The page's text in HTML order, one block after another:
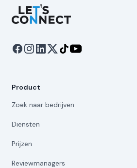
Let's Connect
Product
Zoek naar bedrijven
Diensten
Prijzen
Reviewmanagers